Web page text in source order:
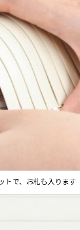
トで、お札も入ります